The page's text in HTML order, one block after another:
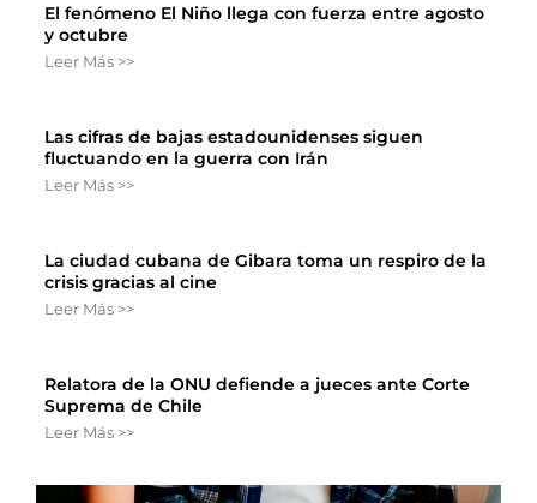
El fenómeno El Niño llega con fuerza entre agosto
y octubre
Leer Más >>
Las cifras de bajas estadounidenses siguen
fluctuando en la guerra con Irán
Leer Más >>
La ciudad cubana de Gibara toma un respiro de la
crisis gracias al cine
Leer Más >>
Relatora de la ONU defiende a jueces ante Corte
Suprema de Chile
Leer Más >>